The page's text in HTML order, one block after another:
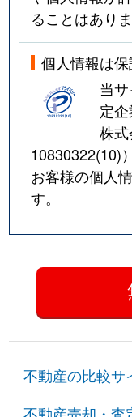
ることはありま
個人情報は
当
定
株式
10830322(10)
お客様の個人
す。
不動産の比較サ